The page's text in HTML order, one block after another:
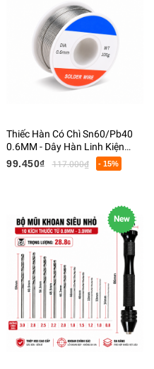
Thiếc Hàn Có Chì Sn60/Pb40
0.6MM - Dây Hàn Linh Kiện
Điện Tử Có Lõi Flux
99.450₫ 117.000₫ - 15%
New